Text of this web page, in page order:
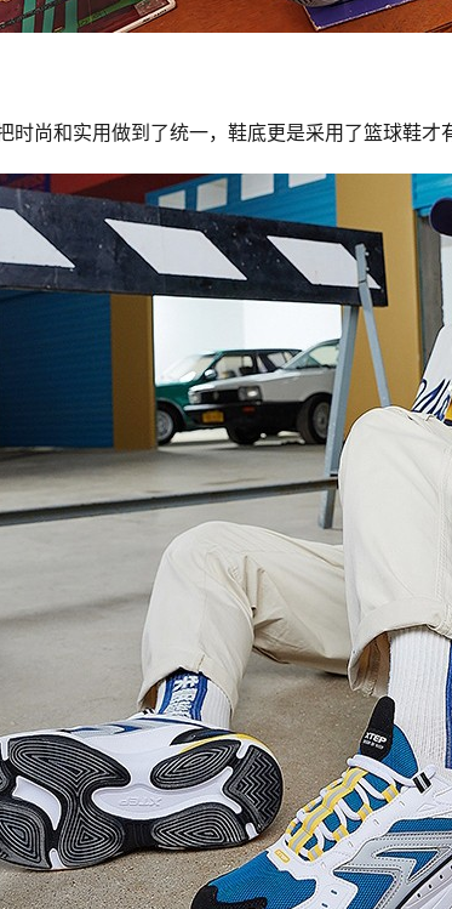
时尚和实用做到了统一，鞋底更是采用了篮球鞋才